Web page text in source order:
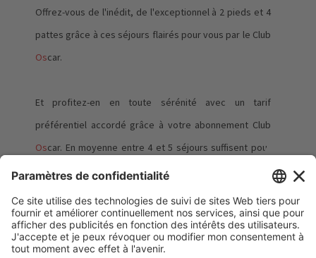
Offrez-vous de l'inédit, de l'exceptionnel à 2 pieds et 4
pattes grâce à ces séjours flairés pour vous par le Club
Oscar.
Et profitez-en en toute sérénité avec un tarif
préférentiel accordé grâce à votre abonnement Club
Oscar. En moyenne entre 4 et 5 séjours suffisent pour
commencer à rentabiliser son abonnement ...